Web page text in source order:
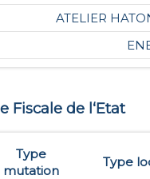
ATELIER
Fiscale de l‘Etat
Type
mutation
Type